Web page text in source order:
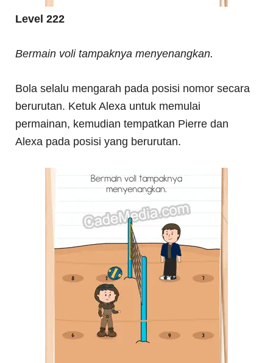
Level 222
Bermain voli tampaknya menyenangkan.
Bola selalu mengarah pada posisi nomor secara
berurutan. Ketuk Alexa untuk memulai
permainan, kemudian tempatkan Pierre dan
Alexa pada posisi yang berurutan.